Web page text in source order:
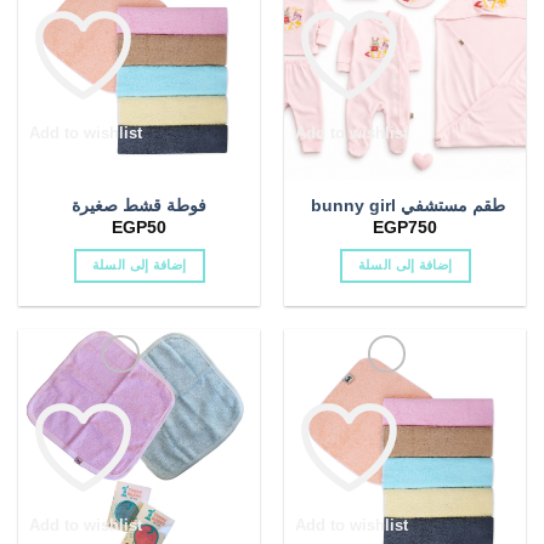
بنطلون اولادي
بنطلون بيبي
بيبى(3)
بيجامه(2)
بيجامه خريفى (1)
بيجامه شتوى(0)
المختلفة
لهذا
المنتج.
اختيار
الخيارات
على
المنتج
المختلفة
لهذا
المنتج.
يمكن
الخيارات
على
المنتج
Add to wishlist
طقم مستشفي bunny girl
EGP750
إضافة إلى السلة
Add to wishlist
فوطة قشط صغيرة
EGP50
إضافة إلى السلة
Add to wishlist
Add to wishlist